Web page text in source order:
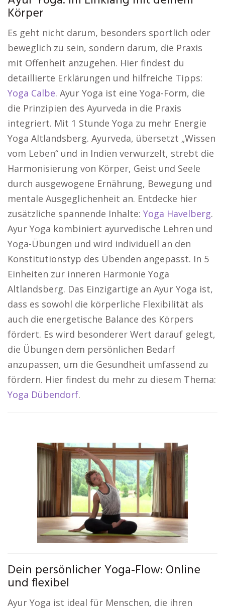
Körper
Es geht nicht darum, besonders sportlich oder
beweglich zu sein, sondern darum, die Praxis
mit Offenheit anzugehen. Hier findest du
detaillierte Erklärungen und hilfreiche Tipps:
Yoga Calbe. Ayur Yoga ist eine Yoga-Form, die
die Prinzipien des Ayurveda in die Praxis
integriert. Mit 1 Stunde Yoga zu mehr Energie
Yoga Altlandsberg. Ayurveda, übersetzt „Wissen
vom Leben“ und in Indien verwurzelt, strebt die
Harmonisierung von Körper, Geist und Seele
durch ausgewogene Ernährung, Bewegung und
mentale Ausgeglichenheit an. Entdecke hier
zusätzliche spannende Inhalte: Yoga Havelberg.
Ayur Yoga kombiniert ayurvedische Lehren und
Yoga-Übungen und wird individuell an den
Konstitutionstyp des Übenden angepasst. In 5
Einheiten zur inneren Harmonie Yoga
Altlandsberg. Das Einzigartige an Ayur Yoga ist,
dass es sowohl die körperliche Flexibilität als
auch die energetische Balance des Körpers
fördert. Es wird besonderer Wert darauf gelegt,
die Übungen dem persönlichen Bedarf
anzupassen, um die Gesundheit umfassend zu
fördern. Hier findest du mehr zu diesem Thema:
Yoga Dübendorf.
Dein persönlicher Yoga-Flow: Online
und flexibel
Ayur Yoga ist ideal für Menschen, die ihren